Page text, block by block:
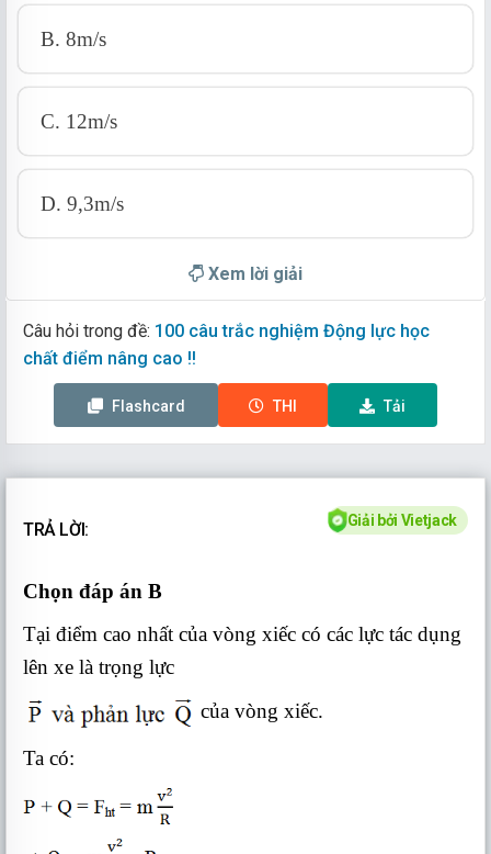
B. 8m/s
C. 12m/s
D. 9,3m/s
Xem lời giải
Câu hỏi trong đề: 100 câu trắc nghiệm Động lực học
chất điểm nâng cao !!
Flashcard THI Tải
TRẢ LỜI: Giải bởi Vietjack
Chọn đáp án B
Tại điểm cao nhất của vòng xiếc có các lực tác dụng
lên xe là trọng lực
của vòng xiếc.
Ta có: